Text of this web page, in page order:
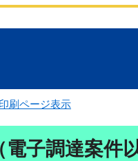
刷ページ表示
子調達案件以